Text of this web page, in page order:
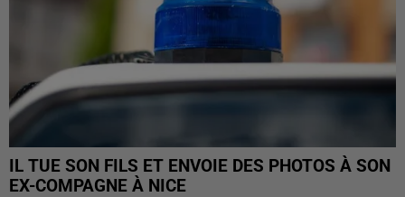
IL TUE SON FILS ET ENVOIE DES PHOTOS À SON
EX-COMPAGNE À NICE